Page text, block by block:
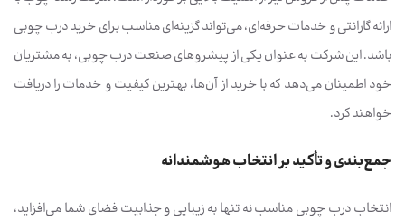
ارائه گارانتی و خدمات حرفه‌ای، می‌تواند گزینه‌ای مناسب برای خرید درب چوبی
باشد. این شرکت به عنوان یکی از پیشروهای صنعت درب چوبی، به مشتریان
خود اطمینان می‌دهد که با خرید از آن‌ها، بهترین کیفیت و خدمات را دریافت
خواهند کرد.
جمع‌بندی و تأکید بر انتخاب هوشمندانه
انتخاب درب چوبی مناسب نه تنها به زیبایی و جذابیت فضای شما می‌افزاید،